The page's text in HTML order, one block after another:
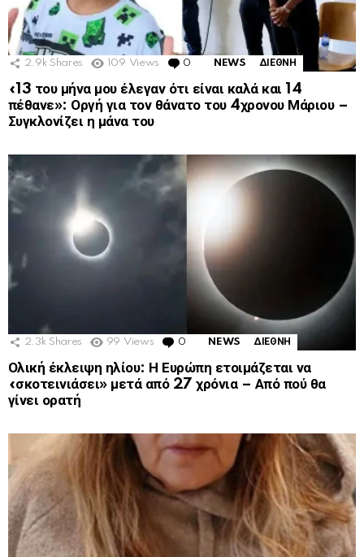
2.9k Shares 109 Views 0 Comments
NEWS ΔΙΕΘΝΗ
«13 του μήνα μου έλεγαν ότι είναι καλά και 14
πέθανε»: Οργή για τον θάνατο του 4χρονου Μάριου –
Συγκλονίζει η μάνα του
2.3k Shares 99 Views 0 Comments
NEWS ΔΙΕΘΝΗ
Ολική έκλειψη ηλίου: Η Ευρώπη ετοιμάζεται να
«σκοτεινιάσει» μετά από 27 χρόνια – Από πού θα
γίνει ορατή